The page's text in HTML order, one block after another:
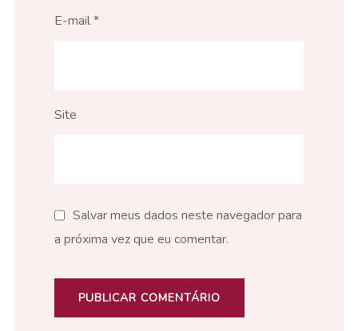
E-mail*
Site
Salvar meus dados neste navegador para
a próxima vez que eu comentar.